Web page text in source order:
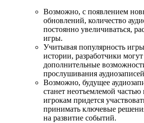
Возможно, с появлением
обновлений, количество
постоянно увеличиваться,
игры.
Учитывая популярность
истории, разработчики
дополнительные
прослушивания
Возможно, будущее
станет неотъемлемой частью
игрокам придется
принимать ключевые
на развитие событий.